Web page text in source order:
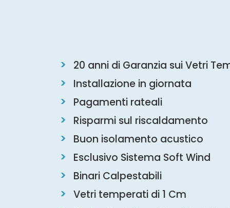
20 anni di Garanzia sui Vetri
Installazione in giornata
Pagamenti rateali
Risparmi sul riscaldamento
Buon isolamento acustico
Esclusivo Sistema Soft Wind
Binari Calpestabili
Vetri temperati di 1 Cm